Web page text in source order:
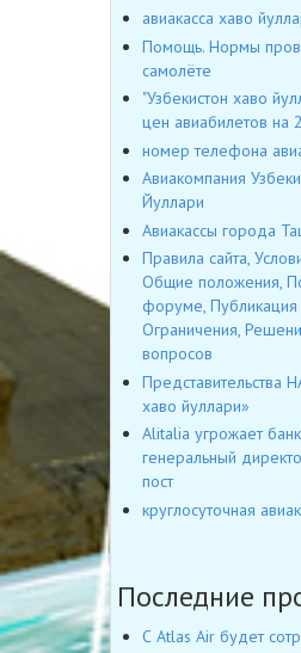
авиакасса хаво
Помощь. Нормы
самолёте
"Узбекистон хаво
цен авиабилетов на
номер телефона
Авиакомпания
Йуллари
Авиакассы города
Правила сайта,
Общие положения,
форуме,
Ограничения,
вопросов
Представительства
хаво йуллари»
Alitalia угрожает
генеральный
пост
круглосуточная
Последние
С Atlas Air будет